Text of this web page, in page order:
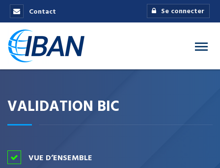
Contact Se connecter
VALIDATION BIC
VUE D’ENSEMBLE